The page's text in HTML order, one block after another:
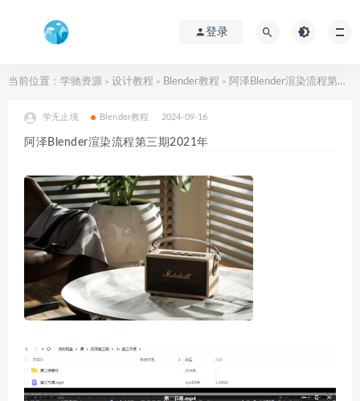
登录
当前位置： 学驰资源 > 设计教程 > Blender教程 > 阿泽Blender渲染流程第三期2021年
学无止境 Blender教程 2024-09-16
阿泽Blender渲染流程第三期2021年